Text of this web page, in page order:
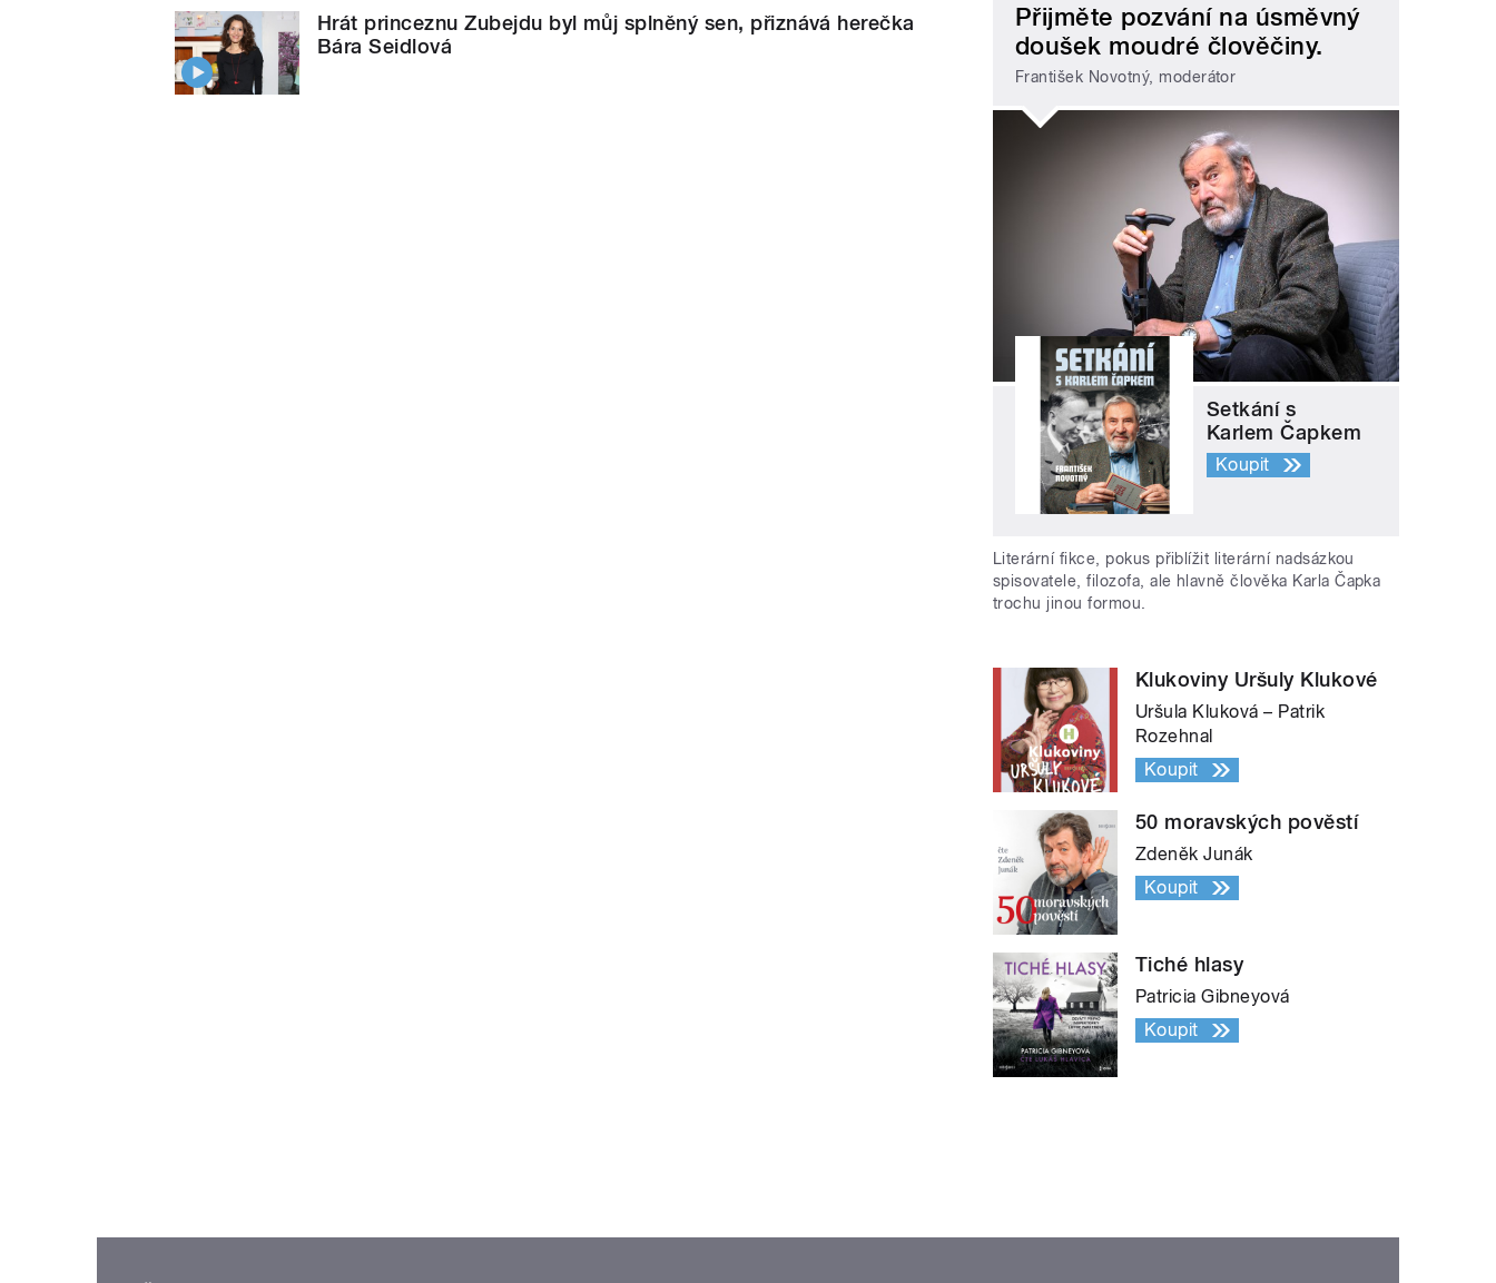
Hrát princeznu Zubejdu byl můj splněný sen, přiznává herečka
Bára Seidlová
Přijměte pozvání na úsměvný
doušek moudré člověčiny.
František Novotný, moderátor
Setkání s
Karlem Čapkem
Koupit
Literární fikce, pokus přiblížit literární nadsázkou
spisovatele, filozofa, ale hlavně člověka Karla Čapka
trochu jinou formou.
Klukoviny Uršuly Klukové
Uršula Kluková – Patrik
Rozehnal
Koupit
50 moravských pověstí
Zdeněk Junák
Koupit
Tiché hlasy
Patricia Gibneyová
Koupit